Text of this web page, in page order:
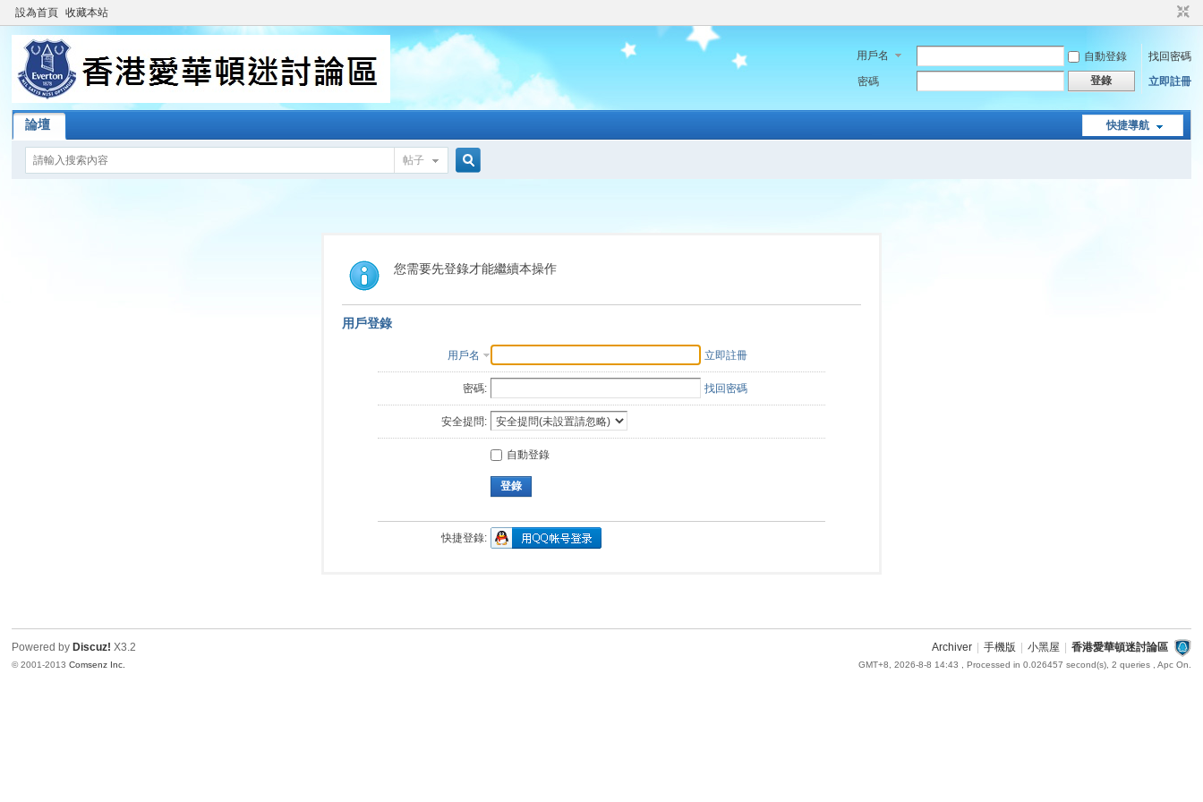
設為首頁 收藏本站
用戶名 自動登錄
找回密碼
密碼
登錄 立即註冊
快捷導航
論壇
帖子
索
您需要先登錄才能繼續本操作
用戶登錄
用戶名 立即註冊
密碼: 找回密碼
安全提問:
自動登錄
登錄
快捷登錄:
Archiver 手機版 小黑屋 香港愛華頓迷討論區
GMT+8, 2026-8-8 14:43 , Processed in 0.026457 second(s), 2 queries , Apc On.
Powered by Discuz! X3.2
© 2001-2013Comsenz Inc.